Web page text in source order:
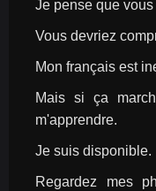
Je pense que
Vous devriez
Mon français est
Mais si ça
m'apprendre.
Je suis disponible.
Regardez mes